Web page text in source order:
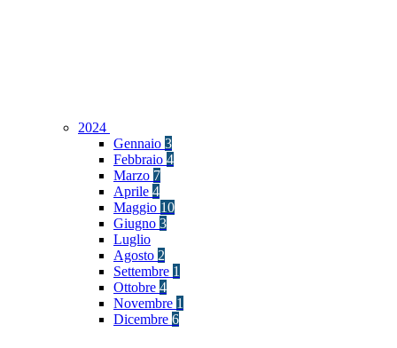
2024
Gennaio 3
Febbraio 4
Marzo 7
Aprile 4
Maggio 10
Giugno 3
Luglio
Agosto 2
Settembre 1
Ottobre 4
Novembre 1
Dicembre 6